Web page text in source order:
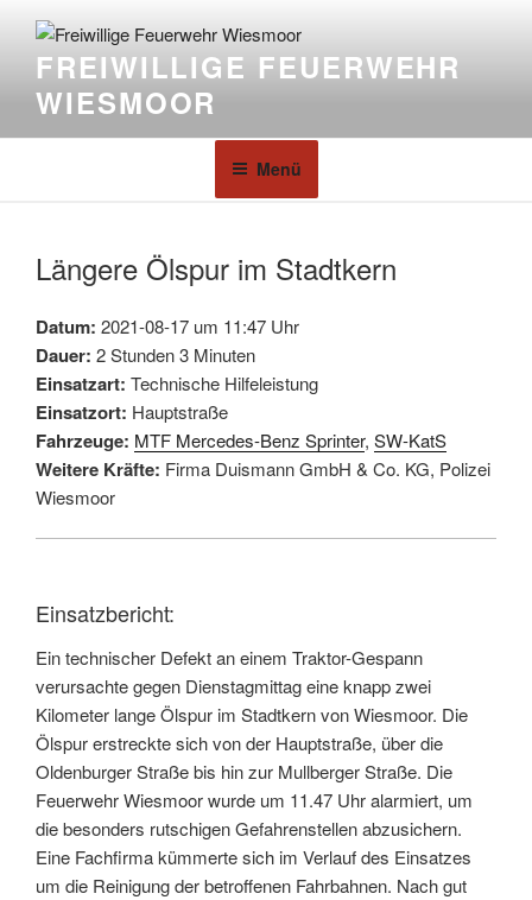
FREIWILLIGE FEUERWEHR
WIESMOOR
Menü
Längere Ölspur im Stadtkern
Datum: 2021-08-17 um 11:47 Uhr
Dauer: 2 Stunden 3 Minuten
Einsatzart: Technische Hilfeleistung
Einsatzort: Hauptstraße
Fahrzeuge: MTF Mercedes-Benz Sprinter, SW-KatS
Weitere Kräfte: Firma Duismann GmbH & Co. KG, Polizei
Wiesmoor
Einsatzbericht:
Ein technischer Defekt an einem Traktor-Gespann
verursachte gegen Dienstagmittag eine knapp zwei
Kilometer lange Ölspur im Stadtkern von Wiesmoor. Die
Ölspur erstreckte sich von der Hauptstraße, über die
Oldenburger Straße bis hin zur Mullberger Straße. Die
Feuerwehr Wiesmoor wurde um 11.47 Uhr alarmiert, um
die besonders rutschigen Gefahrenstellen abzusichern.
Eine Fachfirma kümmerte sich im Verlauf des Einsatzes
um die Reinigung der betroffenen Fahrbahnen. Nach gut